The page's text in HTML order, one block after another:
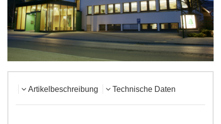
Artikelbeschreibung Technische Daten